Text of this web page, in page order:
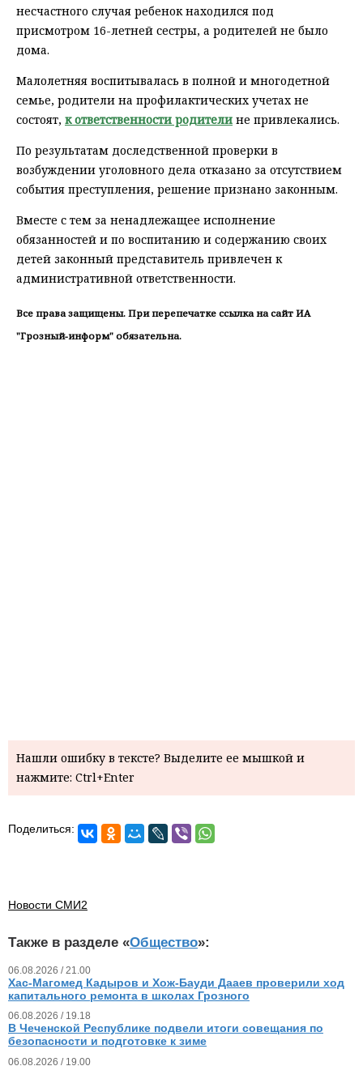
несчастного случая ребенок находился под
присмотром 16-летней сестры, а родителей не было
дома.
Малолетняя воспитывалась в полной и многодетной
семье, родители на профилактических учетах не
состоят, к ответственности родители не привлекались.
По результатам доследственной проверки в
возбуждении уголовного дела отказано за отсутствием
события преступления, решение признано законным.
Вместе с тем за ненадлежащее исполнение
обязанностей и по воспитанию и содержанию своих
детей законный представитель привлечен к
административной ответственности.
Все права защищены. При перепечатке ссылка на сайт ИА
"Грозный-информ" обязательна.
Нашли ошибку в тексте? Выделите ее мышкой и
нажмите: Ctrl+Enter
Поделиться:
Новости СМИ2
Также в разделе «Общество»:
06.08.2026 / 21.00
Хас-Магомед Кадыров и Хож-Бауди Дааев проверили ход
капитального ремонта в школах Грозного
06.08.2026 / 19.18
В Чеченской Республике подвели итоги совещания по
безопасности и подготовке к зиме
06.08.2026 / 19.00